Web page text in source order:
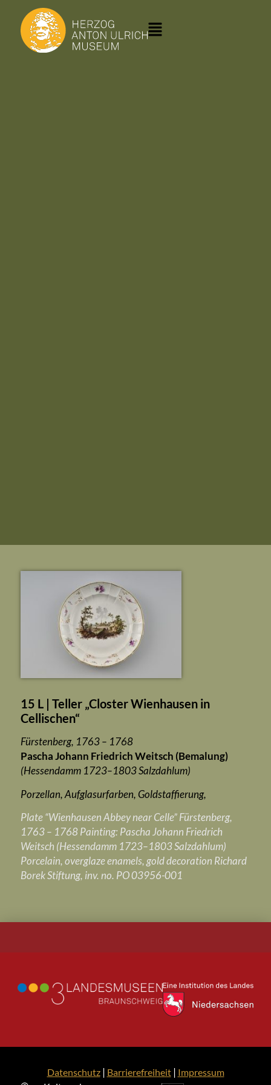
15 L | Teller „Closter Wienhausen in
Cellischen“
Fürstenberg, 1763 – 1768
Pascha Johann Friedrich Weitsch (Bemalung)
(Hessendamm 1723–1803 Salzdahlum)
Porzellan, Aufglasurfarben, Goldstaffierung,
Plate “Wienhausen Abbey near Celle” Fürstenberg,
1763 – 1768 Painting: Pascha Johann Friedrich
Weitsch (Hessendamm 1723–1803 Salzdahlum)
Porcelain, overglaze enamels, gold decoration Richard
Borek Stiftung, inv. no. PO 03956-001
Datenschutz| Barrierefreiheit| Impressum